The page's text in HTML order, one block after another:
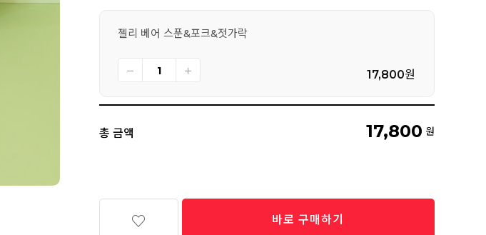
젤리 베어 스푼&포크&젓가락
17,800원
총 금액 17,800 원
바로 구매하기